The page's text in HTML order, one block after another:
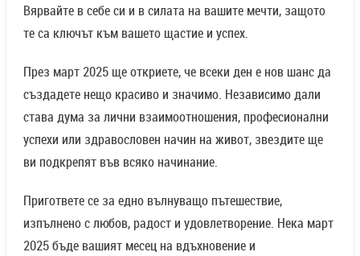
Вярвайте в себе си и в силата на вашите мечти, защото
те са ключът към вашето щастие и успех.
През март 2025 ще откриете, че всеки ден е нов шанс да
създадете нещо красиво и значимо. Независимо дали
става дума за лични взаимоотношения, професионални
успехи или здравословен начин на живот, звездите ще
ви подкрепят във всяко начинание.
Пригответе се за едно вълнуващо пътешествие,
изпълнено с любов, радост и удовлетворение. Нека март
2025 бъде вашият месец на вдъхновение и